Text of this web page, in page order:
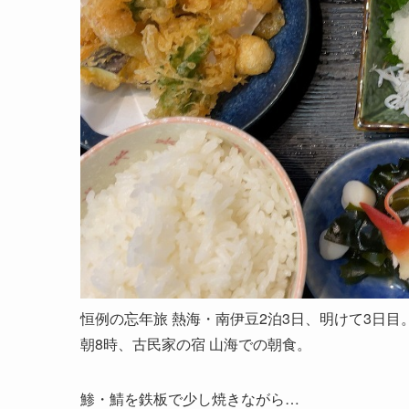
恒例の忘年旅 熱海・南伊豆2泊3日、明けて3日目
朝8時、古民家の宿 山海での朝食。
鯵・鯖を鉄板で少し焼きながら…